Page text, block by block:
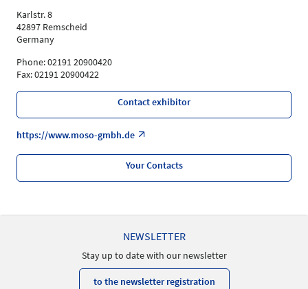
Karlstr. 8
42897 Remscheid
Germany
Phone: 02191 20900420
Fax: 02191 20900422
Contact exhibitor
https://www.moso-gmbh.de
Your Contacts
NEWSLETTER
Stay up to date with our newsletter
to the newsletter registration